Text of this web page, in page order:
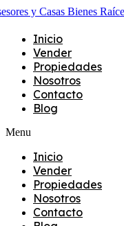
Inicio
Vender
Propiedades
Nosotros
Contacto
Blog
Menu
Inicio
Vender
Propiedades
Nosotros
Contacto